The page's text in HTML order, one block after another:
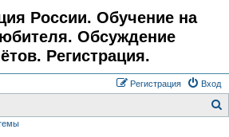
России. Обучение на
Обсуждение
Регистрация.
Вход
Регистрация